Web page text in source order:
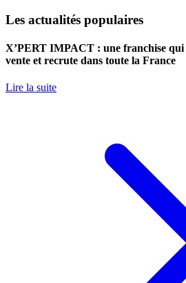
Les actualités populaires
X’PERT IMPACT : une franchise qui
vente et recrute dans toute la France
Lire la suite